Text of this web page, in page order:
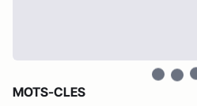
MOTS-CLES